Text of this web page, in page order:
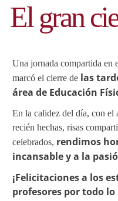
El gran
las
área de Educación
rendimos
incansable y a la